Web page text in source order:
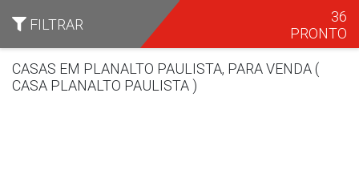
FILTRAR
36
PRONTO
CASAS EM PLANALTO PAULISTA, PARA VENDA (
CASA PLANALTO PAULISTA )